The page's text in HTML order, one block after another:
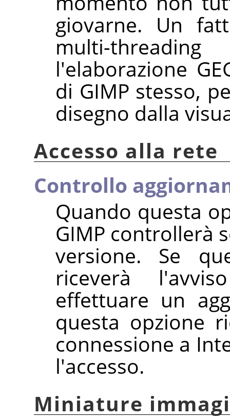
giovarne. Un
multi-
l'elaborazione
di GIMP stesso,
disegno dalla
Accesso alla rete
Controllo
Quando questa
GIMP controllerà
versione. Se
riceverà
effettuare un
questa opzione
connessione a
l'accesso.
Miniature